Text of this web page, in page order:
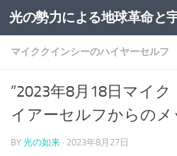
コンテンツへスキップ
光の勢力による地球革命と
マイククインシーのハイヤーセルフ
”2023年8月18日マイ
イアーセルフからのメ
BY 光の如来 · 2023年8月27日